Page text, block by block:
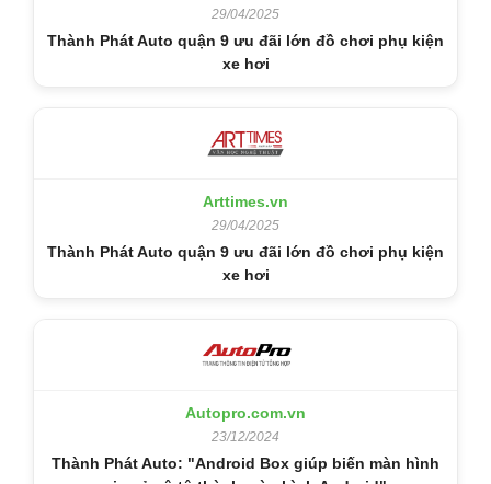
29/04/2025
Thành Phát Auto quận 9 ưu đãi lớn đồ chơi phụ kiện
xe hơi
Arttimes.vn
29/04/2025
Thành Phát Auto quận 9 ưu đãi lớn đồ chơi phụ kiện
xe hơi
Autopro.com.vn
23/12/2024
Thành Phát Auto: "Android Box giúp biến màn hình